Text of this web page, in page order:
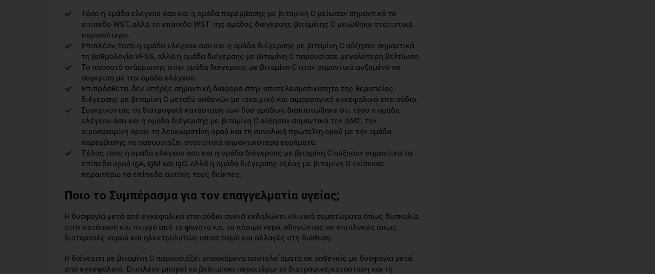
Τόσο η ομάδα ελέγχου όσο και η ομάδα παρέμβασης με βιταμίνη C μείωσαν σημαντικά το
επίπεδο WST, αλλά το επίπεδο WST της ομάδας διέγερσης βιταμίνης C μειώθηκε στατιστικά
περισσότερο.
Επιπλέον, τόσο η ομάδα ελέγχου όσο και η ομάδα διέγερσης με βιταμίνη C αύξησαν σημαντικά
τη βαθμολογία VFSS, αλλά η ομάδα διέγερσης με βιταμίνη C παρουσίασε μεγαλύτερη βελτίωση.
Το ποσοστό ανάρρωσης στην ομάδα διέγερσης με βιταμίνη C ήταν σημαντικά αυξημένο σε
σύγκριση με την ομάδα ελέγχου.
Επιπρόσθετα, δεν υπήρξε σημαντική διαφορά στην αποτελεσματικότητα της θεραπείας
διέγερσης με βιταμίνη C μεταξύ ασθενών με ισχαιμικό και αιμορραγικό εγκεφαλικό επεισόδιο.
Συγκρίνοντας τη διατροφική κατάσταση των δύο ομάδων, διαπιστώθηκε ότι τόσο η ομάδα
ελέγχου όσο και η ομάδα διέγερσης με βιταμίνη C αύξησαν σημαντικά τον ΔΜΣ, την
αιμοσφαιρίνη ορού, τη λευκωματίνη ορού και τη συνολική πρωτεΐνη ορού με την ομάδα
παρέμβασης να παρουσιάζει στατιστικά σημαντικότερα ευρήματα.
Τέλος τόσο η ομάδα ελέγχου όσο και η ομάδα διέγερσης με βιταμίνη C αύξησαν σημαντικά τα
επίπεδα ορού IgA, IgM και IgG, αλλά η ομάδα διέγερσης οξέος με βιταμίνη C ενίσχυσε
περαιτέρω τα επίπεδα αυτούς τους δείκτες.
Ποιο το Συμπέρασμα για τον επαγγελματία υγείας;
Η δυσφαγία μετά από εγκεφαλικό επεισόδιο συχνά εκδηλώνει κλινικά συμπτώματα όπως δυσκολία
στην κατάποση και πνιγμό από το φαγητό και το πόσιμο νερό, οδηγώντας σε επιπλοκές όπως
διαταραχές νερού και ηλεκτρολυτών, υποσιτισμό και αλλαγές στη διάθεση.
Η διέγερση με βιταμίνη C παρουσιάζει υποσχόμενα αποτελε΄σματα σε ασθενείς με δυσφαγία μετά
από εγκεφαλικό. Επιπλέον μπορεί να βελτιώσει περαιτέρω τη διατροφική κατάσταση και τη